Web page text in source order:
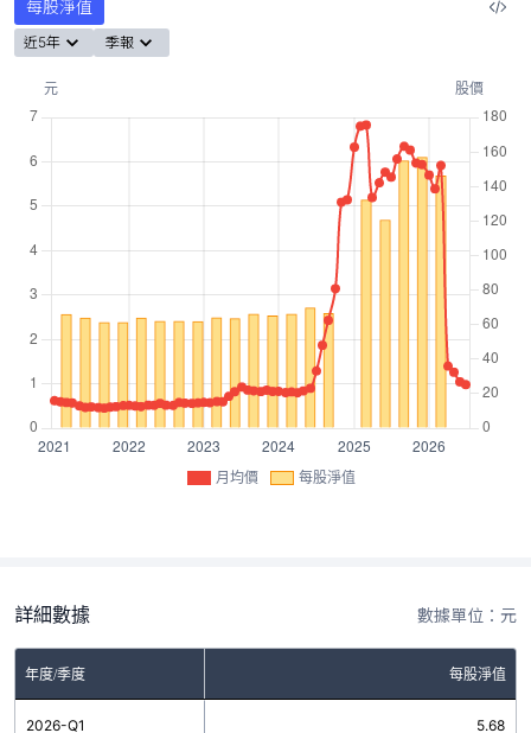
每股淨值
近5年 季報
月均價 每股淨值
詳細數據 數據單位：元
年度/季度 每股淨值
2026-Q1 5.68